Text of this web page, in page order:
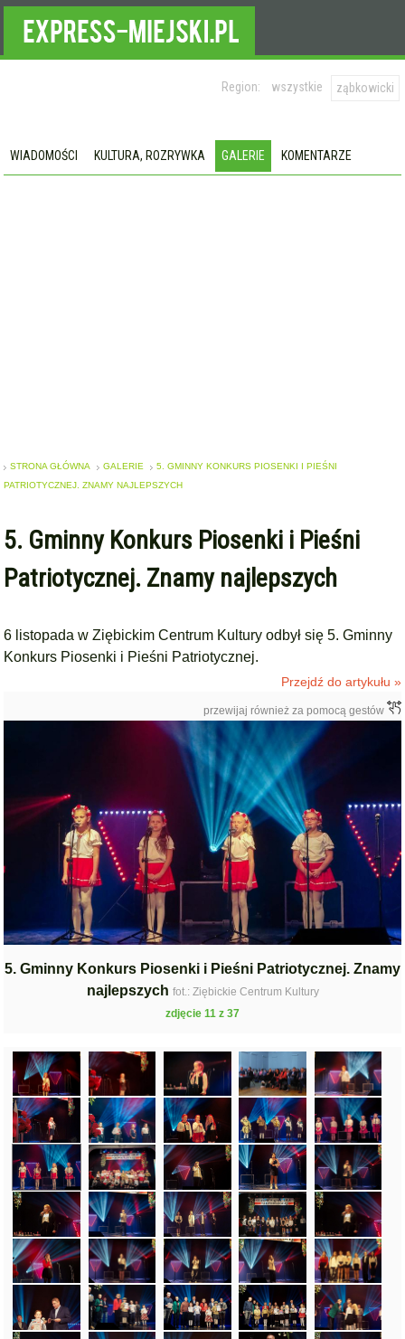
Region: wszystkie ząbkowicki
WIADOMOŚCI KULTURA, ROZRYWKA GALERIE KOMENTARZE
STRONA GŁÓWNA GALERIE
5. GMINNY KONKURS PIOSENKI I PIEŚNI
PATRIOTYCZNEJ. ZNAMY NAJLEPSZYCH
5. Gminny Konkurs Piosenki i Pieśni
Patriotycznej. Znamy najlepszych
6 listopada w Ziębickim Centrum Kultury odbył się 5. Gminny
Konkurs Piosenki i Pieśni Patriotycznej.
Przejdź do artykułu »
przewijaj również za pomocą gestów
5. Gminny Konkurs Piosenki i Pieśni Patriotycznej. Znamy
najlepszych fot.: Ziębickie Centrum Kultury
zdjęcie 11 z 37